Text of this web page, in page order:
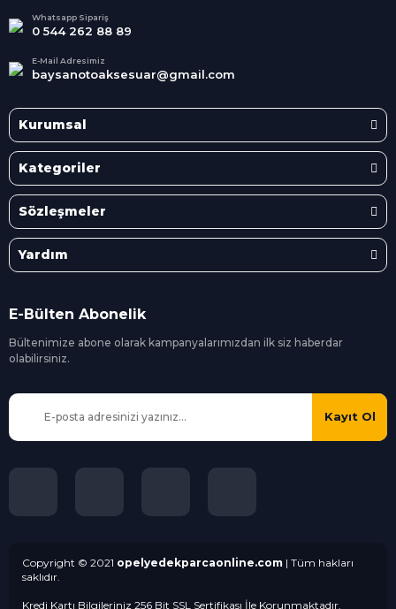
Whatsapp Sipariş
0 544 262 88 89
E-Mail Adresimiz
baysanotoaksesuar@gmail.com
Kurumsal
Kategoriler
Sözleşmeler
Yardım
E-Bülten Abonelik
Bültenimize abone olarak kampanyalarımızdan ilk siz haberdar
olabilirsiniz.
Kayıt Ol
Copyright © 2021 opelyedekparcaonline.com | Tüm hakları
saklıdır.
Kredi Kartı Bilgileriniz 256 Bit SSL Sertifikası İle Korunmaktadır.